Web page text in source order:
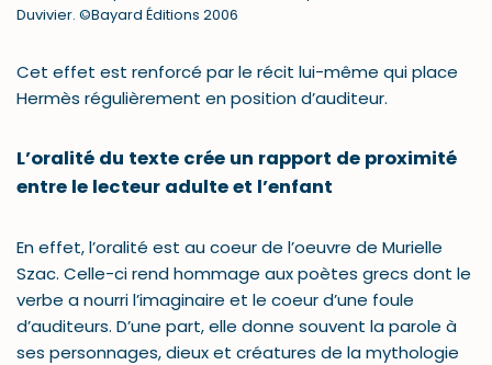
Duvivier. ©Bayard Éditions 2006
Cet effet est renforcé par le récit lui-même qui place
Hermès régulièrement en position d’auditeur.
L’oralité du texte crée un rapport de proximité
entre le lecteur adulte et l’enfant
En effet, l’oralité est au coeur de l’oeuvre de Murielle
Szac. Celle-ci rend hommage aux poètes grecs dont le
verbe a nourri l’imaginaire et le coeur d’une foule
d’auditeurs. D’une part, elle donne souvent la parole à
ses personnages, dieux et créatures de la mythologie